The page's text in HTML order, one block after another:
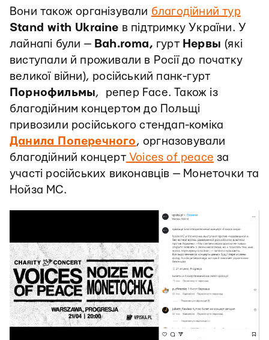
Вони також організували благодійний тур
Stand with Ukraine в підтримку України. У
лайнапі були — Bah.roma, гурт Нервы(які
виступали й проживали в Росії до початку
великої війни), російський панк-гурт
Порнофильмы, репер Face. Також із
благодійним концертом до Польщі
привозили російського стендап-коміка
Данила Поперечного , оргназовували
благодійний концертVoices of peace за
участі російських виконавців — Монеточки та
Нойза МС.